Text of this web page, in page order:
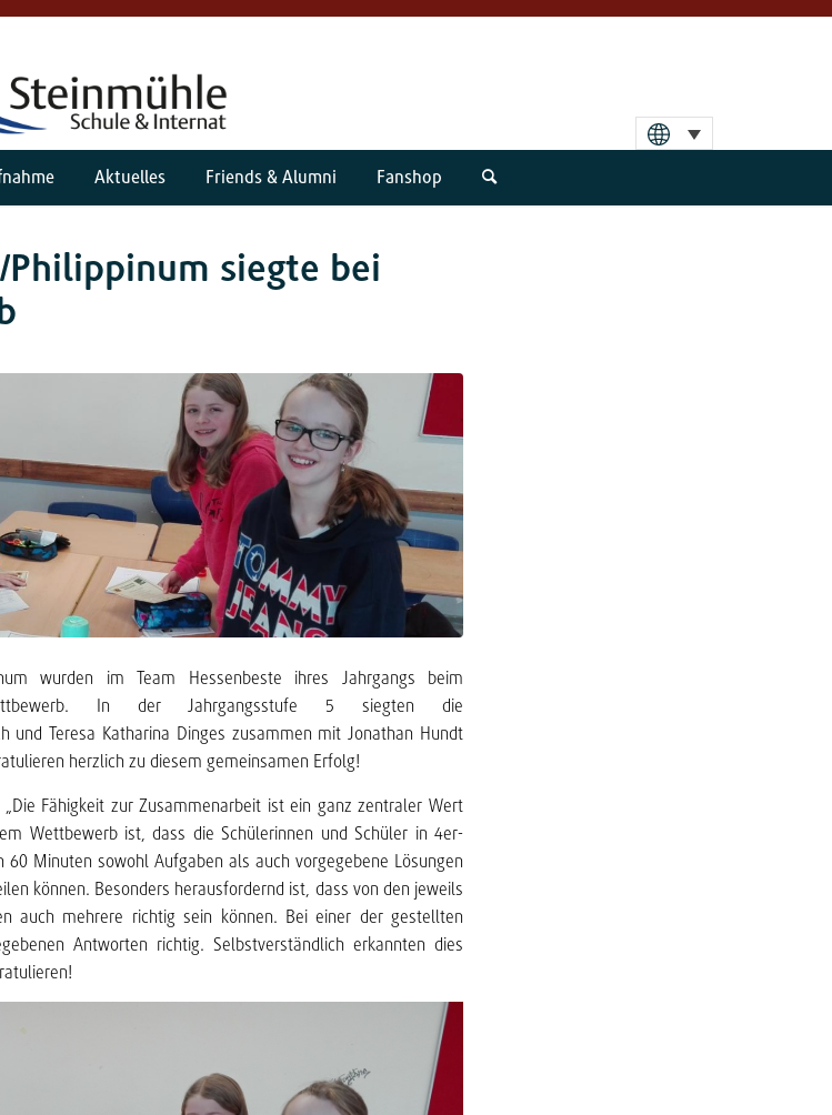
Aktuelles Friends & Alumni Fanshop
siegte bei
wurden im Team Hessenbeste ihres Jahrgangs beim
In der Jahrgangsstufe 5 siegten die
und Teresa Katharina Dinges zusammen mit Jonathan Hundt
herzlich zu diesem gemeinsamen Erfolg!
Fähigkeit zur Zusammenarbeit ist ein ganz zentraler Wert
Wettbewerb ist, dass die Schülerinnen und Schüler in 4er-
Minuten sowohl Aufgaben als auch vorgegebene Lösungen
können. Besonders herausfordernd ist, dass von den jeweils
auch mehrere richtig sein können. Bei einer der gestellten
Antworten richtig. Selbstverständlich erkannten dies